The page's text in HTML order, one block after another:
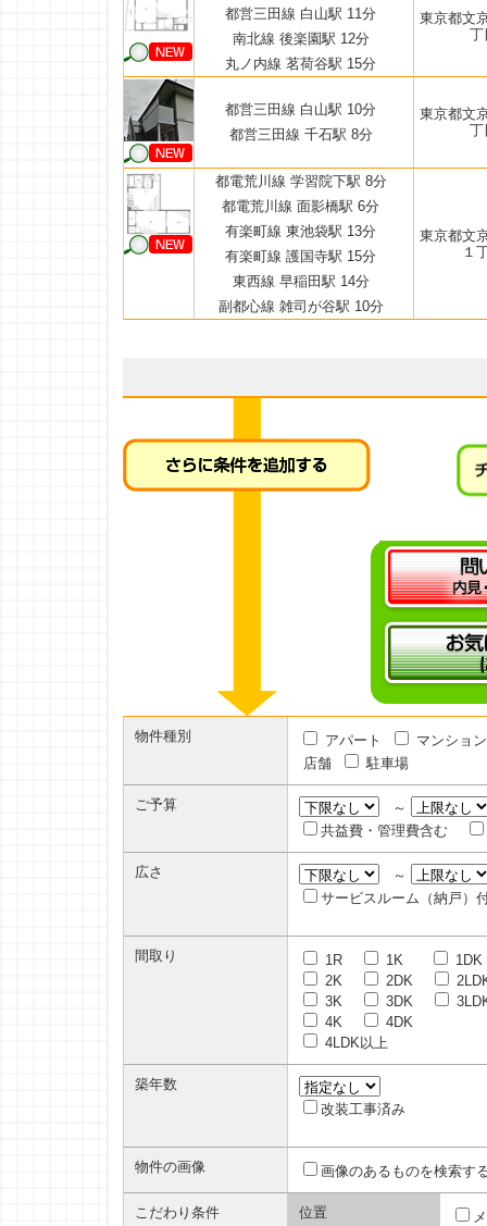
都営三田線 白山駅 11分
南北線 後楽園駅 12分
丸ノ内線 茗荷谷駅 15分
東京都文
丁
都営三田線 白山駅 10分
都営三田線 千石駅 8分
東京都文
丁
都電荒川線 学習院下駅 8分
都電荒川線 面影橋駅 6分
有楽町線 東池袋駅 13分
有楽町線 護国寺駅 15分
東西線 早稲田駅 14分
副都心線 雑司が谷駅 10分
東京都文
１
物件種別 アパート
マンション
店舗
駐車場
ご予算
～
共益費・管理費含む
広さ
～
サービスルーム（納戸）
間取り 1R 1K
1DK
2K
2DK
3K
3DK
4K
4DK
4LDK以上
築年数
改装工事済み
物件の画像 画像のあるものを検索す
こだわり条件 位置